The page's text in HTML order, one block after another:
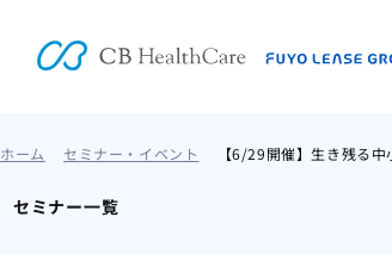
ホーム セミナー・イベント 【6/29開催】生き残る
セミナー一覧